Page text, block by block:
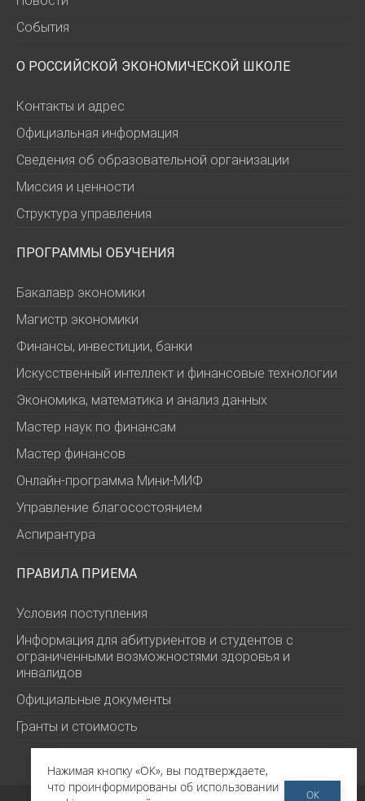
События
О РОССИЙСКОЙ ЭКОНОМИЧЕСКОЙ ШКОЛЕ
Контакты и адрес
Официальная информация
Сведения об образовательной организации
Миссия и ценности
Структура управления
ПРОГРАММЫ ОБУЧЕНИЯ
Бакалавр экономики
Магистр экономики
Финансы, инвестиции, банки
Искусственный интеллект и финансовые технологии
Экономика, математика и анализ данных
Мастер наук по финансам
Мастер финансов
Онлайн-программа Мини-МИФ
Управление благосостоянием
Аспирантура
ПРАВИЛА ПРИЕМА
Условия поступления
Информация для абитуриентов и студентов с
ограниченными возможностями здоровья и
инвалидов
Официальные документы
Гранты и стоимость
© РЭШ 2026
Нажимая кнопку «ОК», вы подтверждаете,
что проинформированы об использовании
ОК